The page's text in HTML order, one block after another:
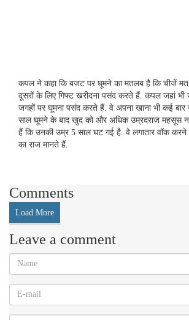
कपल ने कहा कि बजट पर घूमने का मतलब है कि चीजें मत
दूसरों के लिए गिफ्ट खरीदना पसंद करते हैं. कपल जहां भी
जगहों पर घूमना पसंद करते हैं. वे अपना खाना भी कई
साल घूमने के बाद खुद को और अधिक उम्रदराज महसूस
हैं कि उनकी उम्र 5 साल घट गई है. वे लगातार वॉक
का राज मानते हैं.
Comments
Load More
Leave a comment